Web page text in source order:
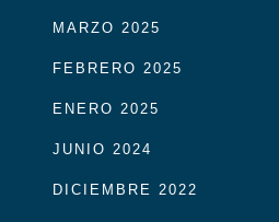
MARZO 2025
FEBRERO 2025
ENERO 2025
JUNIO 2024
DICIEMBRE 2022